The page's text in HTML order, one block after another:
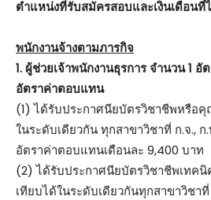
ตําแหน่งที่รับสมัครสอบและเงินเดือนที่
พนักงานจ้างตามภารกิจ
1. ผู้ช่วยเจ้าพนักงานธุรการ จำนวน 1 อั
อัตราค่าตอบแทน
(1) ได้รับประกาศนียบัตรวิชาชีพหรือ
ในระดับเดียวกัน ทุกสาขาวิชาที่ ก.จ., ก
อัตราค่าตอบแทนเดือนละ 9,400 บาท
(2) ได้รับประกาศนียบัตรวิชาชีพเทค
เทียบได้ในระดับเดียวกันทุกสาขาวิชา